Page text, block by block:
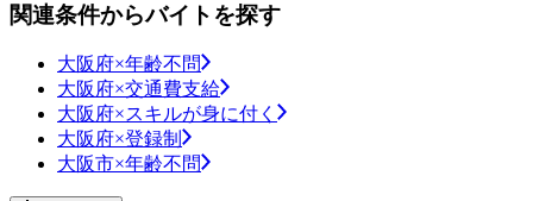
関連条件からバイトを探す
大阪府×年齢不問
大阪府×交通費支給
大阪府×スキルが身に付く
大阪府×登録制
大阪市×年齢不問